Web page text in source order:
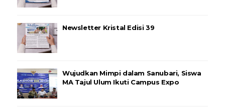
Newsletter Kristal Edisi 39
Wujudkan Mimpi dalam Sanubari, Siswa
MA Tajul Ulum Ikuti Campus Expo